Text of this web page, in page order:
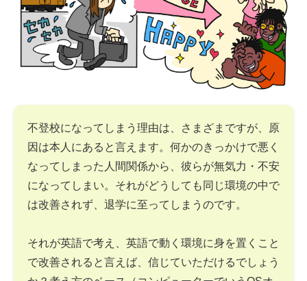
不登校になってしまう理由は、さまざまですが、原
因は本人にあると言えます。何かのきっかけで悪く
なってしまった人間関係から、彼らが無気力・不安
になってしまい。それがどうしても同じ環境の中で
は改善されず、退学に至ってしまうのです。
それが英語で考え、英語で動く環境に身を置くこと
で改善されると言えば、信じていただけるでしょう